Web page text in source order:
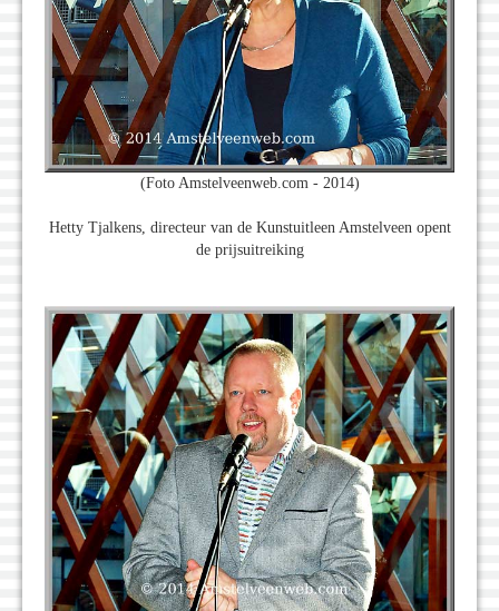
(Foto Amstelveenweb.com - 2014)
Hetty Tjalkens, directeur van de Kunstuitleen Amstelveen opent
de prijsuitreiking